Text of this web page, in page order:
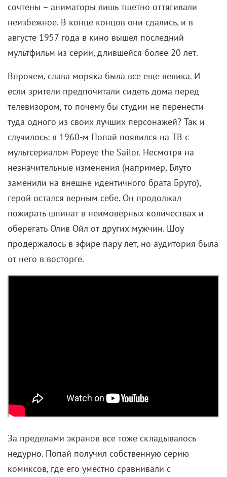
сочтены – аниматоры лишь тщетно оттягивали
неизбежное. В конце концов они сдались, и в
августе 1957 года в кино вышел последний
мультфильм из серии, длившейся более 20 лет.
Впрочем, слава моряка была все еще велика. И
если зрители предпочитали сидеть дома перед
телевизором, то почему бы студии не перенести
туда одного из своих лучших персонажей? Так и
случилось: в 1960-м Попай появился на ТВ с
мультсериалом Popeye the Sailor. Несмотря на
незначительные изменения (например, Блуто
заменили на внешне идентичного брата Бруто),
герой остался верным себе. Он продолжал
пожирать шпинат в неимоверных количествах и
оберегать Олив Ойл от других мужчин. Шоу
продержалось в эфире пару лет, но аудитория была
от него в восторге.
За пределами экранов все тоже складывалось
недурно. Попай получил собственную серию
комиксов, где его уместно сравнивали с